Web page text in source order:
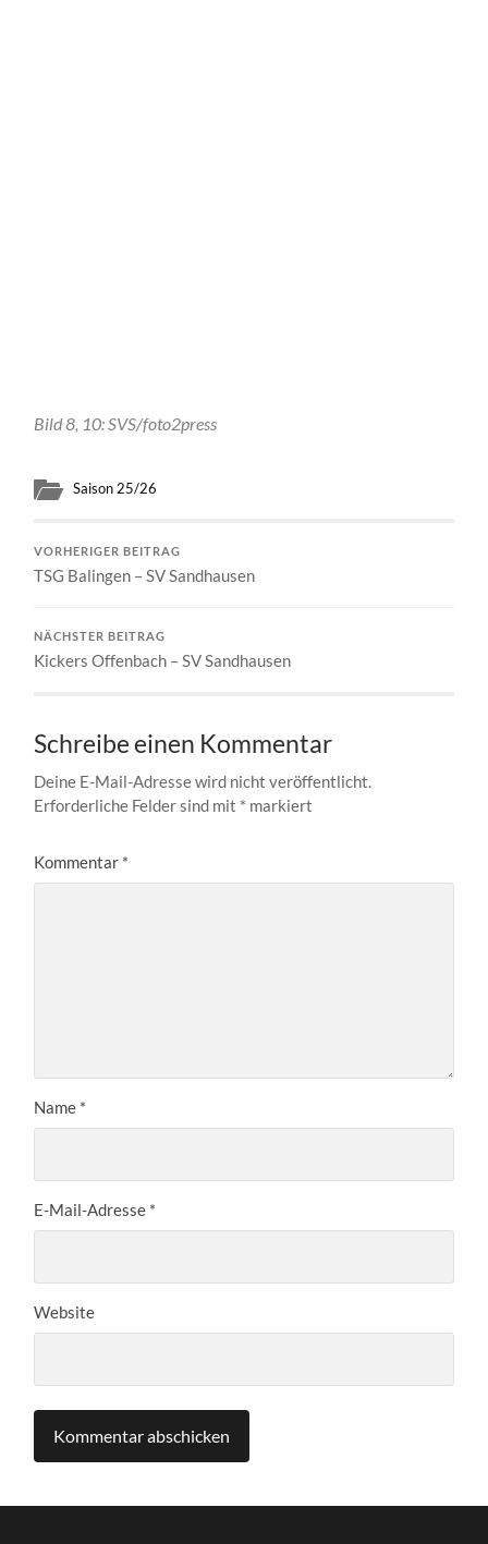
Bild 8, 10: SVS/foto2press
Saison 25/26
VORHERIGER BEITRAG
TSG Balingen – SV Sandhausen
NÄCHSTER BEITRAG
Kickers Offenbach – SV Sandhausen
Schreibe einen Kommentar
Deine E-Mail-Adresse wird nicht veröffentlicht.
Erforderliche Felder sind mit * markiert
Kommentar *
Name *
E-Mail-Adresse *
Website